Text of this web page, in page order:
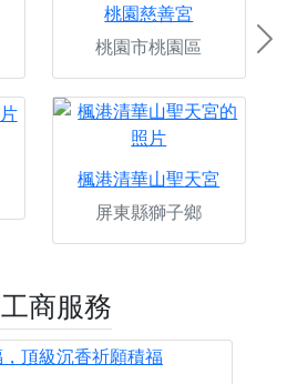
桃園慈善宮
桃園市桃園區
楓港清華山聖天宮
屏東縣獅子鄉
工商服務